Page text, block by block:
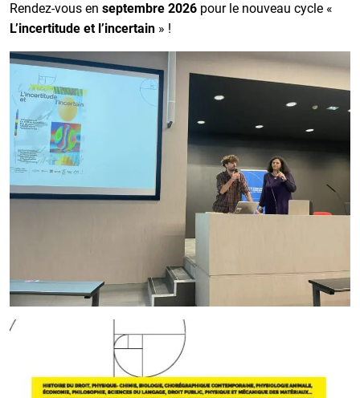
Rendez-vous en septembre 2026 pour le nouveau cycle «
L’incertitude et l’incertain » !